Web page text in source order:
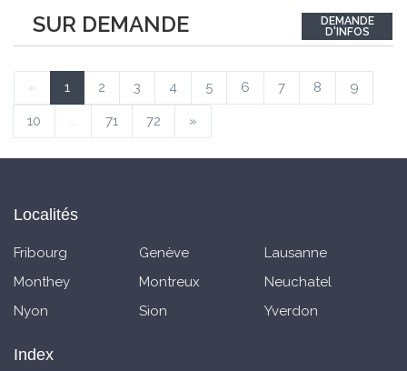
SUR DEMANDE
exklusives Zuhause mit über 230 m² Wohnfläche, das
Grosszügigkeit, Privatsphäre und zeitlose Eleganz auf
DEMANDE
D'INFOS
« 1 2 3 4 5 6 7 8 9
10 ... 71 72 »
Localités
Fribourg Genève
Lausanne
Monthey
Montreux
Neuchatel
Nyon
Sion Yverdon
Index